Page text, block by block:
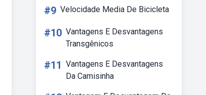
#9 Velocidade Media De Bicicleta
#10 Vantagens E Desvantagens
Transgênicos
#11 Vantagens E Desvantagens
Da Camisinha